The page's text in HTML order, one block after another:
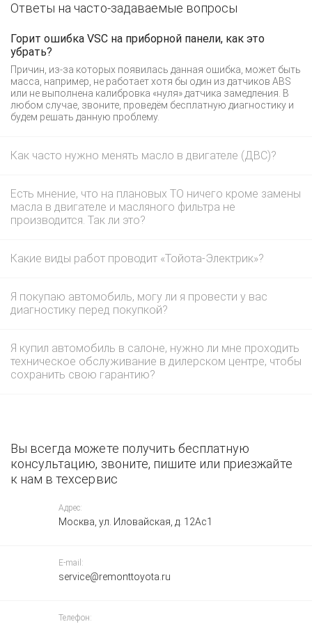
Ответы на часто-задаваемые вопросы
Горит ошибка VSC на приборной панели, как это
убрать?
Причин, из-за которых появилась данная ошибка, может быть
масса, например, не работает хотя бы один из датчиков ABS
или не выполнена калибровка «нуля» датчика замедления. В
любом случае, звоните, проведём бесплатную диагностику и
будем решать данную проблему.
Как часто нужно менять масло в двигателе (ДВС)?
Есть мнение, что на плановых ТО ничего кроме замены
масла в двигателе и масляного фильтра не
производится. Так ли это?
Какие виды работ проводит «Тойота-Электрик»?
Я покупаю автомобиль, могу ли я провести у вас
диагностику перед покупкой?
Я купил автомобиль в салоне, нужно ли мне проходить
техническое обслуживание в дилерском центре, чтобы
сохранить свою гарантию?
Вы всегда можете получить бесплатную
консультацию, звоните, пишите или приезжайте
к нам в техсервис
Адрес:
Москва, ул. Иловайская, д. 12Ас1
E-mail:
service@remonttoyota.ru
Телефон: